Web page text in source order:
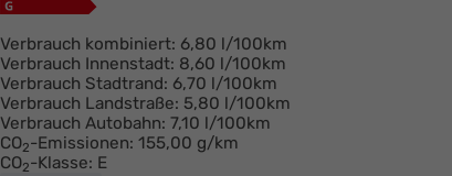
Verbrauch kombiniert: 6,80 l/100km
Verbrauch Innenstadt: 8,60 l/100km
Verbrauch Stadtrand: 6,70 l/100km
Verbrauch Landstraße: 5,80 l/100km
Verbrauch Autobahn: 7,10 l/100km
CO2-Emissionen: 155,00 g/km
CO2-Klasse: E